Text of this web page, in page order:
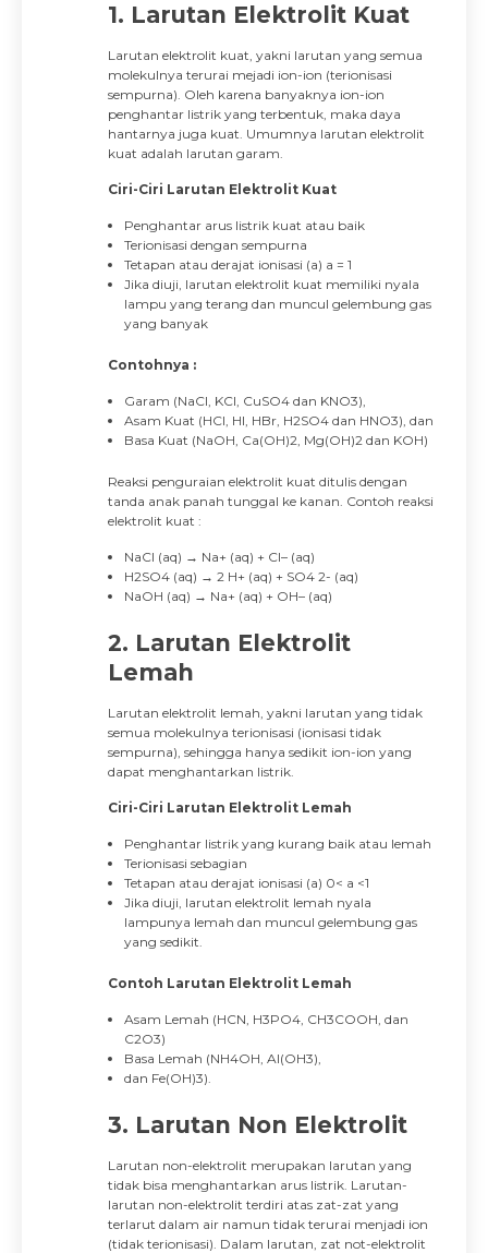
1. Larutan Elektrolit Kuat
Larutan elektrolit kuat, yakni larutan yang semua
molekulnya terurai mejadi ion-ion (terionisasi
sempurna). Oleh karena banyaknya ion-ion
penghantar listrik yang terbentuk, maka daya
hantarnya juga kuat. Umumnya larutan elektrolit
kuat adalah larutan garam.
Ciri-Ciri Larutan Elektrolit Kuat
Penghantar arus listrik kuat atau baik
Terionisasi dengan sempurna
Tetapan atau derajat ionisasi (a) a = 1
Jika diuji, larutan elektrolit kuat memiliki nyala
lampu yang terang dan muncul gelembung gas
yang banyak
Contohnya :
Garam (NaCl, KCl, CuSO4 dan KNO3),
Asam Kuat (HCl, HI, HBr, H2SO4 dan HNO3), dan
Basa Kuat (NaOH, Ca(OH)2, Mg(OH)2 dan KOH)
Reaksi penguraian elektrolit kuat ditulis dengan
tanda anak panah tunggal ke kanan. Contoh reaksi
elektrolit kuat :
NaCl (aq) → Na+ (aq) + Cl– (aq)
H2SO4 (aq) → 2 H+ (aq) + SO4 2- (aq)
NaOH (aq) → Na+ (aq) + OH– (aq)
2. Larutan Elektrolit
Lemah
Larutan elektrolit lemah, yakni larutan yang tidak
semua molekulnya terionisasi (ionisasi tidak
sempurna), sehingga hanya sedikit ion-ion yang
dapat menghantarkan listrik.
Ciri-Ciri Larutan Elektrolit Lemah
Penghantar listrik yang kurang baik atau lemah
Terionisasi sebagian
Tetapan atau derajat ionisasi (a) 0< a <1
Jika diuji, larutan elektrolit lemah nyala
lampunya lemah dan muncul gelembung gas
yang sedikit.
Contoh Larutan Elektrolit Lemah
Asam Lemah (HCN, H3PO4, CH3COOH, dan
C2O3)
Basa Lemah (NH4OH, Al(OH3),
dan Fe(OH)3).
3. Larutan Non Elektrolit
Larutan non-elektrolit merupakan larutan yang
tidak bisa menghantarkan arus listrik. Larutan-
larutan non-elektrolit terdiri atas zat-zat yang
terlarut dalam air namun tidak terurai menjadi ion
(tidak terionisasi). Dalam larutan, zat not-elektrolit